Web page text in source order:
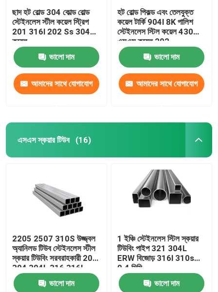
ছাদ হট রোল্ড 304 কোল্ড রোল্ড
স্টেইনলেস স্টীল কয়েল স্ট্রিপ
201 316l 202 Ss 304
কয়েল
ভালো দাম
আমাদের সাথে যোগাযোগ
হট রোল্ড পিকল্ড এবং তেলযুক্ত
কয়েল টার্কি 904l 8K পালিশ
স্টেইনলেস স্টিল কয়েল 430
এসএস কয়েল 202
ভালো দাম
আমাদের সাথে যোগাযোগ
এসএস স্কয়ার টিউব (16)
2205 2507 310S উজ্জ্বল
অ্যানিলড টিউব স্টেইনলেস স্টীল
স্কয়ার টিউবিং সরবরাহকারী 201
304 304L 316 316L
ভালো দাম
1 ইঞ্চি স্টেইনলেস স্টিল স্কয়ার
টিউবিং পাইপ 321 304L
ERW বিজোড় 316l 310s
0.4 মিমি
ভালো দাম